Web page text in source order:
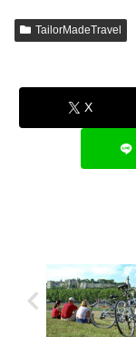
TailorMadeTravel
X